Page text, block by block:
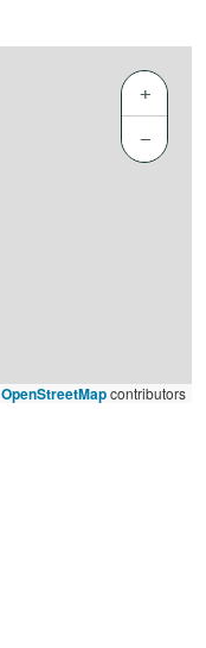
+
−
OpenStreetMapcontributors